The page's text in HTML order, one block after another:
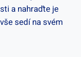
a nahraďte je
sedí⁢ na svém